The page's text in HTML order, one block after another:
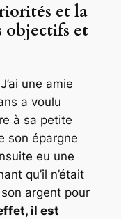
et la
objectifs et
une amie
a voulu
à sa petite
son épargne
eu une
qu’il n’était
argent pour
il est